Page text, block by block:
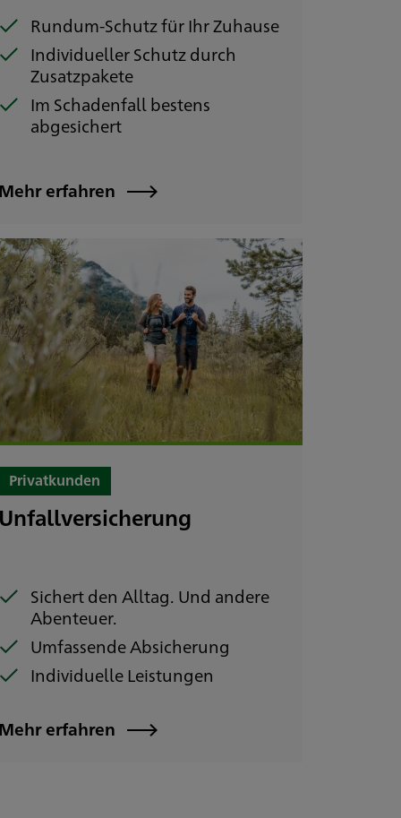
Rundum-Schutz für Ihr Zuhause
Individueller Schutz durch
Zusatzpakete
Im Schadenfall bestens
abgesichert
Mehr erfahren
Privatkunden
Unfallversicherung
Sichert den Alltag. Und andere
Abenteuer.
Umfassende Absicherung
Individuelle Leistungen
Mehr erfahren